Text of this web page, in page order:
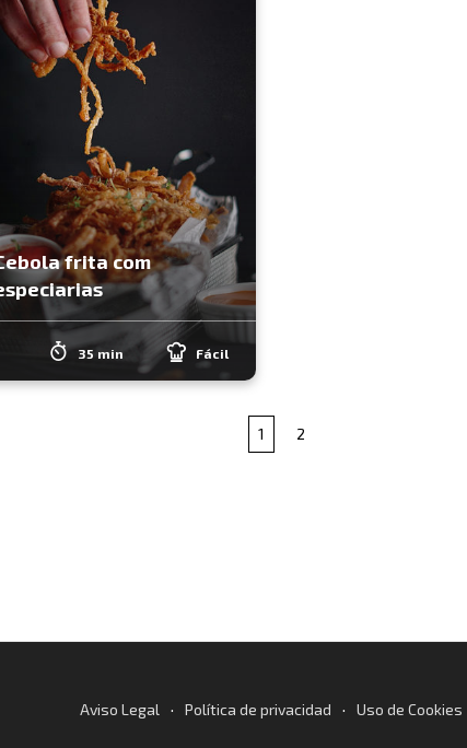
frita com
35 min Fácil
1 2
Aviso Legal · Política de privacidad · Uso de Cookies